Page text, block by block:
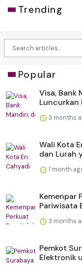
Trending
Popular
Visa, Bank
Luncurkan
3 months
Wali Kota
dan Lurah
1 month
Kemenpar
Pariwisata
3 months
Pemkot
Elektronik